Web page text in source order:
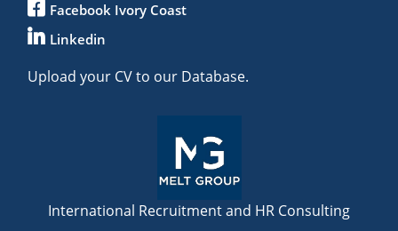
Facebook Ivory Coast
Linkedin
Upload your CV to our Database.
International Recruitment and HR Consulting